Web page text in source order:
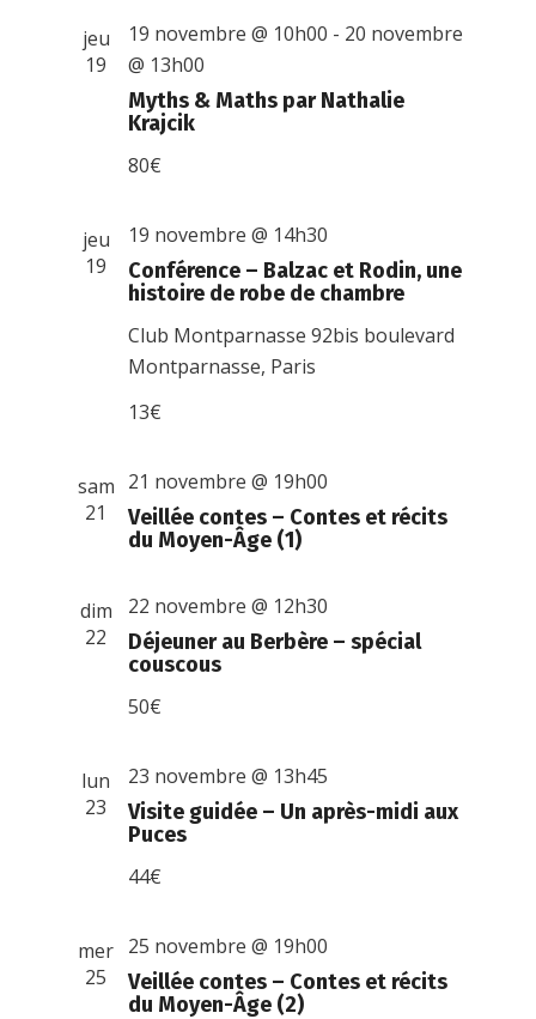
jeu
19
Myths & Maths par Nathalie
Krajcik
19 novembre @ 10h00 - 20 novembre
@ 13h00
80€
jeu
19
Conférence – Balzac et Rodin, une
histoire de robe de chambre
19 novembre @ 14h30
Club Montparnasse92bis boulevard
Montparnasse, Paris
13€
sam
21
Veillée contes – Contes et récits
du Moyen-Âge (1)
21 novembre @ 19h00
dim
22
Déjeuner au Berbère – spécial
couscous
22 novembre @ 12h30
50€
lun
23
Visite guidée – Un après-midi aux
Puces
23 novembre @ 13h45
44€
mer
25
Veillée contes – Contes et récits
du Moyen-Âge (2)
25 novembre @ 19h00